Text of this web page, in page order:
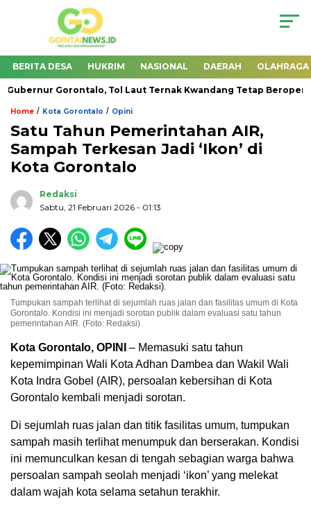
BERITA DESA HUKRIM NASIONAL DAERAH OLAHRAGA
Gorontalo, Tol Laut Ternak Kwandang Tetap Beroperasi
Home / Kota Gorontalo / Opini
Satu Tahun Pemerintahan AIR,
Sampah Terkesan Jadi ‘Ikon’ di
Kota Gorontalo
Redaksi
Sabtu, 21 Februari 2026 - 01:13
Tumpukan sampah terlihat di sejumlah ruas jalan dan fasilitas umum di Kota
Gorontalo. Kondisi ini menjadi sorotan publik dalam evaluasi satu tahun
pemerintahan AIR. (Foto: Redaksi).
Kota Gorontalo, OPINI – Memasuki satu tahun
kepemimpinan Wali Kota Adhan Dambea dan Wakil Wali
Kota Indra Gobel (AIR), persoalan kebersihan di Kota
Gorontalo kembali menjadi sorotan.
Di sejumlah ruas jalan dan titik fasilitas umum, tumpukan
sampah masih terlihat menumpuk dan berserakan. Kondisi
ini memunculkan kesan di tengah sebagian warga bahwa
persoalan sampah seolah menjadi ‘ikon’ yang melekat
dalam wajah kota selama setahun terakhir.